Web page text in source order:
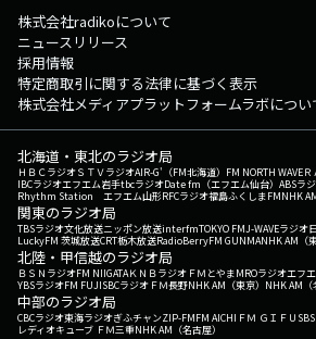
株式会社radikoについて
ニュースリリース
採用情報
特定商取引に関する法律に基づく表示
株式会社メディアプラットフォームラボについ
北海道・東北のラジオ局
ＨＢＣラジオＳＴＶラジオAIR-G'（FM北海道） FM NORTH WAVE
IBCラジオエフエム岩手tbcラジオDate fm（エフエム仙台） ABSラ
Rhythm Station エフエム山形RFCラジオ福島ふくしまFMNHK
関東のラジオ局
TBSラジオ文化放送ニッポン放送interfmTOKYO FMJ-WAVEラジオ
LuckyFM 茨城放送CRT栃木放送RadioBerryFM GUNMANHK AM（東
北陸・甲信越のラジオ局
ＢＳＮラジオFM NIIGATAＫＮＢラジオ ＦＭとやまMROラジオエフ
YBSラジオFM FUJISBCラジオ ＦＭ長野NHK AM（東京） NHK AM（
中部のラジオ局
CBCラジオ東海ラジオぎふチャンZIP-FMFM AICHI ＦＭ ＧＩＦＵ
レディオキューブ ＦＭ三重NHK AM（名古屋）